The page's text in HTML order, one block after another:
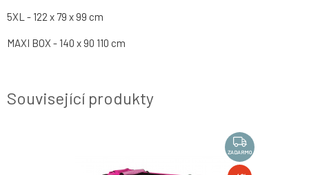
5XL - 122 x 79 x 99 cm
MAXI BOX - 140 x 90 110 cm
Související produkty
ZADARMO